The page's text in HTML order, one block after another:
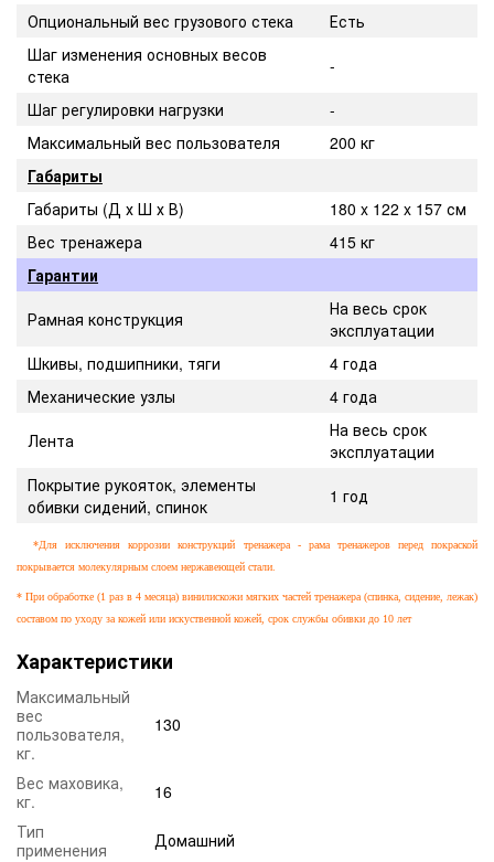
Опциональный вес грузового стека
Есть
Шаг изменения основных весов
стека
-
Шаг регулировки нагрузки
-
Максимальный вес пользователя
200 кг
Габариты
Габариты (Д х Ш х В)
180 x 122 x 157 см
Вес тренажера
415 кг
Гарантии
Рамная конструкция
На весь срок
эксплуатации
Шкивы, подшипники, тяги
4 года
Механические узлы
4 года
Лента
На весь срок
эксплуатации
Покрытие рукояток, элементы
обивки сидений, спинок
1 год
*Для исключения коррозии конструкций тренажера - рама тренажеров перед покраской
покрывается молекулярным слоем нержавеющей стали.
* При обработке (1 раз в 4 месяца) винилискожи мягких частей тренажера (спинка, сидение, лежак)
составом по уходу за кожей или искуственной кожей, срок службы обивки до 10 лет
Характеристики
Максимальный
вес
пользователя,
кг.
130
Вес маховика,
кг.
16
Тип
применения
Домашний